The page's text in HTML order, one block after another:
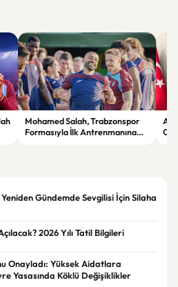
Mohamed Salah, Trabzonspor
Formasıyla İlk Antrenmanına
Gündemde Sevgilisi İçin Silaha
2026 Yılı Tatil Bilgileri
Onayladı: Yüksek Aidatlara
Yasasında Köklü Değişiklikler